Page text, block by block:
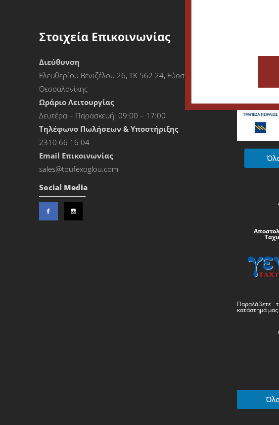
Στοιχεία Επικοινωνίας
Διεύθυνση
Ελευθερίου Βενιζέλου 26, ΤΚ 562 24, Εύοσμος
Θεσσαλονίκης
Ωράριο Λειτουργίας
Δευτέρα – Παρασκευή: 09:00 – 17:00
Τηλέφωνο Πωλήσεων & Υποστήριξης
2310 66 16 04
Εmail Επικοινωνίας
sales@toufexoglou.com
Social Media
Παραλάβετε
κατάστημά